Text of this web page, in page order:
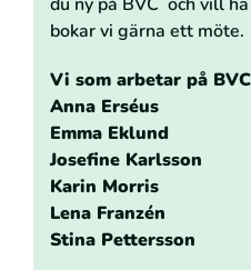
bokar vi gärna ett möte.
Vi som arbetar på BVC
Anna Erséus
Emma Eklund
Josefine Karlsson
Karin Morris
Lena Franzén
Stina Pettersson